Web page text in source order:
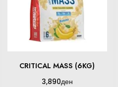
CRITICAL MASS (6KG)
3,890ден